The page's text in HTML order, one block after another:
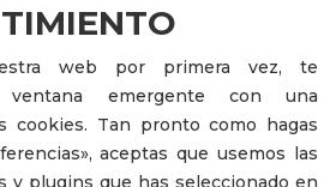
web por primera vez, te
ventana emergente con una
cookies. Tan pronto como hagas
aceptas que usemos las
y plugins que has seleccionado en